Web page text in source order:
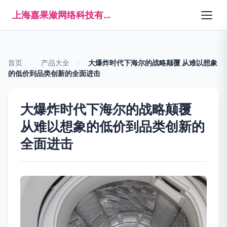
上海嘉果潋网络科技有限公司
首页 产品大全
大爆炸时代下海尔的战略颠覆 从难以想象
的低价到品类创新的全面进击
大爆炸时代下海尔的战略颠覆
从难以想象的低价到品类创新的
全面进击